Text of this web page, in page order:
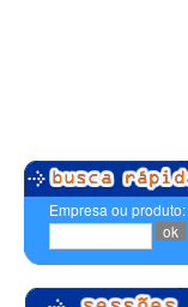
Empresa ou produto: